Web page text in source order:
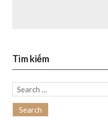
Tìm kiếm
Search
for: